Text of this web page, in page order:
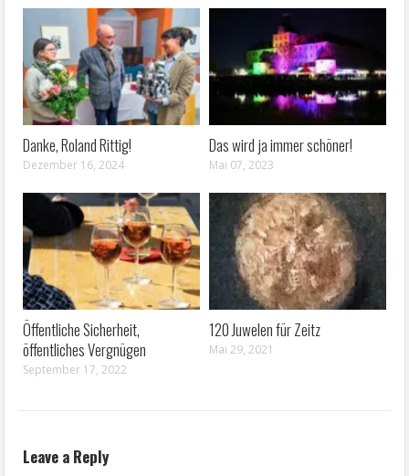
Danke, Roland Rittig!
Dezember 16, 2024
Das wird ja immer schöner!
Mai 07, 2023
Öffentliche Sicherheit,
öffentliches Vergnügen
September 17, 2022
120 Juwelen für Zeitz
Mai 29, 2021
Leave a Reply